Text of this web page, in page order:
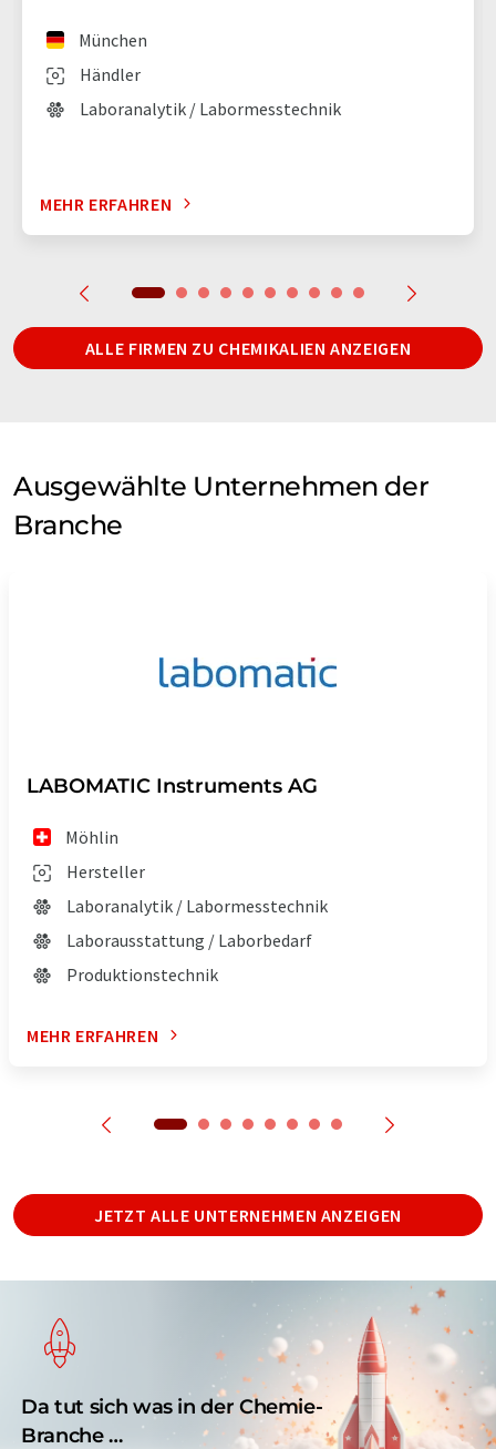
Händler
München
Laboranalytik / Labormesstechnik
MEHR ERFAHREN
ALLE FIRMEN ZU CHEMIKALIEN ANZEIGEN
Ausgewählte Unternehmen der
Branche
LABOMATIC Instruments AG
Möhlin
Hersteller
Laboranalytik / Labormesstechnik
Laborausstattung / Laborbedarf
Produktionstechnik
MEHR ERFAHREN
JETZT ALLE UNTERNEHMEN ANZEIGEN
Da tut sich was in der Chemie-
Branche …